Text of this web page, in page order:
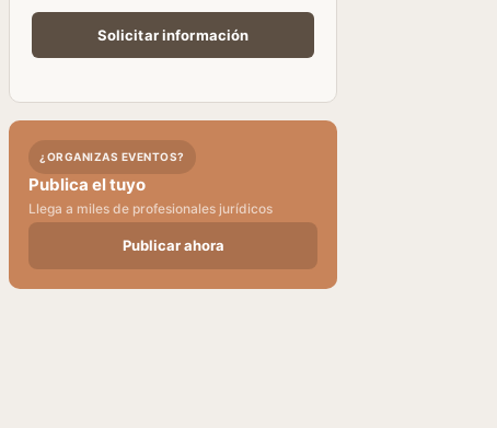
¿ORGANIZAS EVENTOS?
Publica el tuyo
Llega a miles de profesionales jurídicos
Publicar ahora